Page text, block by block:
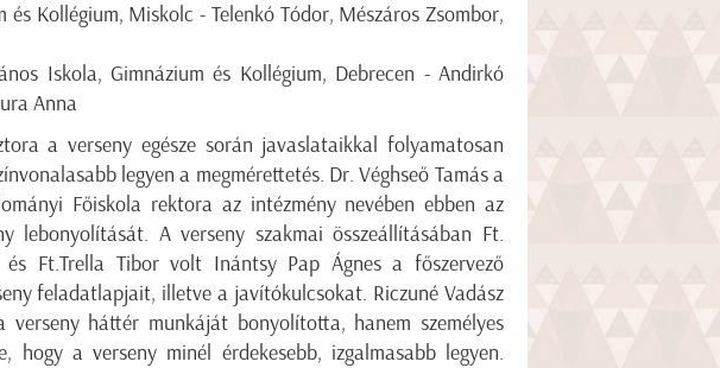
és Kollégium, Miskolc - Telenkó Tódor, Mészáros Zsombor,
Iskola, Gimnázium és Kollégium, Debrecen - Andirkó
Anna
a verseny egésze során javaslataikkal folyamatosan
legyen a megmérettetés. Dr. Véghseő Tamás a
Főiskola rektora az intézmény nevében ebben az
lebonyolítását. A verseny szakmai összeállításában Ft.
és Ft.Trella Tibor volt Inántsy Pap Ágnes a főszervező
feladatlapjait, illetve a javítókulcsokat. Riczuné Vadász
háttér munkáját bonyolította, hanem személyes
hogy a verseny minél érdekesebb, izgalmasabb legyen.